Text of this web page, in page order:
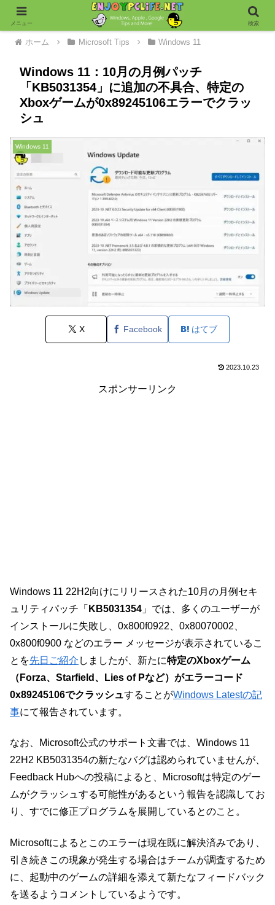
ホーム Microsoft Tips Windows 11
Windows 11：10月の月例パッチ
「KB5031354」に追加の不具合、特定の
Xboxゲームが0x89245106エラーでクラッ
シュ
Windows 11
X Facebook はてブ
2023.10.23
スポンサーリンク
Windows 11 22H2向けにリリースされた10月の月例セキ
ュリティパッチ「 KB5031354 」では、多くのユーザーが
インストールに失敗し、0x800f0922、0x80070002、
0x800f0900 などのエラー メッセージが表示されているこ
とを先日ご紹介 しましたが、新たに特定のXboxゲーム
（Forza、Starfield、Lies of Pなど）がエラーコード
0x89245106でクラッシュすることがWindows Latestの記
事にて報告されています。
なお、Microsoft公式のサポート文書では、Windows 11
22H2 KB5031354の新たなバグは認められていませんが、
Feedback Hubへの投稿によると、Microsoftは特定のゲー
ムがクラッシュする可能性があるという報告を認識してお
り、すでに修正プログラムを展開しているとのこと。
Microsoftによるとこのエラーは現在既に解決済みであり、
引き続きこの現象が発生する場合はチームが調査するため
に、起動中のゲームの詳細を添えて新たなフィードバック
を送るようコメントしているようです。
メニュー 検索